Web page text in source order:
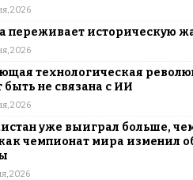
2026
переживает историческую
2026
технологическая
быть не связана с ИИ
2026
уже выиграл больше,
чемпионат мира изменил
2026